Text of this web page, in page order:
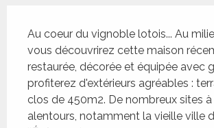
Au coeur du vignoble lotois... Au
vous découvrirez cette maison
restaurée, décorée et équipée avec
profiterez d'extérieurs agréables :
clos de 450m2. De nombreux sites
alentours, notamment la vieille ville